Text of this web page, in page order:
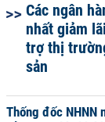
Các ngân
nhất giảm
trợ thị
sản
Thống đốc NHNN